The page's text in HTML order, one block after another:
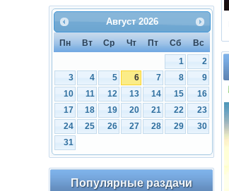
Август 2026
Пн Вт Ср Чт Пт Сб
Вс
1
2
3
4 5 6 7 8
9
10
11 12 13 14 15
16
17
18 19 20 21 22
23
24
25 26 27 28 29
30
31
Популярные раздачи